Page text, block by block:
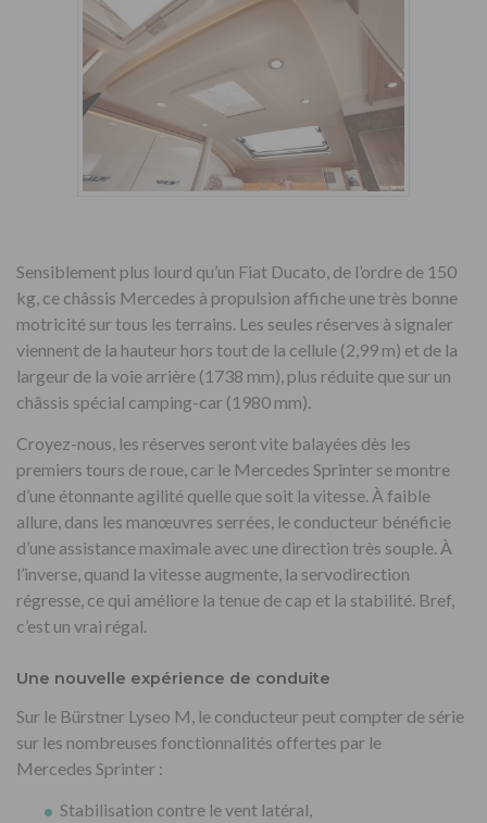
Sensiblement plus lourd qu’un Fiat Ducato, de l’ordre de 150
kg, ce châssis Mercedes à propulsion affiche une très bonne
motricité sur tous les terrains. Les seules réserves à signaler
viennent de la hauteur hors tout de la cellule (2,99 m) et de la
largeur de la voie arrière (1738 mm), plus réduite que sur un
châssis spécial camping-car (1980 mm).
Croyez-nous, les réserves seront vite balayées dès les
premiers tours de roue, car le Mercedes Sprinter se montre
d’une étonnante agilité quelle que soit la vitesse. À faible
allure, dans les manœuvres serrées, le conducteur bénéficie
d’une assistance maximale avec une direction très souple. À
l’inverse, quand la vitesse augmente, la servodirection
régresse, ce qui améliore la tenue de cap et la stabilité. Bref,
c’est un vrai régal.
Une nouvelle expérience de conduite
Sur le Bürstner Lyseo M, le conducteur peut compter de série
sur les nombreuses fonctionnalités offertes par le
Mercedes Sprinter :
Stabilisation contre le vent latéral,